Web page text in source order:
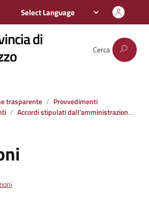
degli strumenti
di Cerca
trasparente
Provvedimenti
Accordi stipulati dall‘amministrazione con soggetti privati o con altre amministrazioni pubbliche